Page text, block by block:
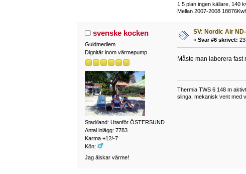
1.5 plan ingen källare, 140
Mellan 2007-2008
svenske kocken
Guldmedlem
Dignitär inom värmepump
Stad/land: Utanför ÖSTERSUND
Antal inlägg: 7783
Karma +12/-7
Kön:
Jag älskar värme!
SV: Nordic Air
« Svar #6 skrivet:
Måste man laborera
Thermia TWS 6 148 m
slinga, mekanisk vent med